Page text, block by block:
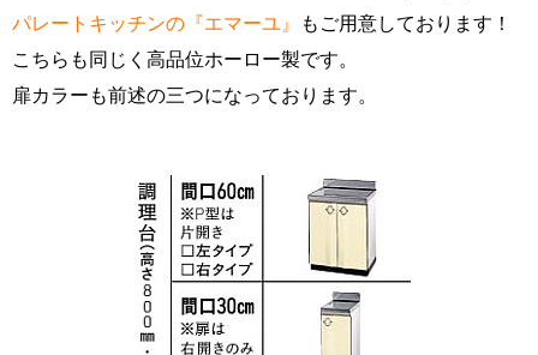
パレート キッチンの『エマーユ』 もご用意しております！
こちらも同じく高品位ホーロー製です。
扉カラーも前述の三つになっております。